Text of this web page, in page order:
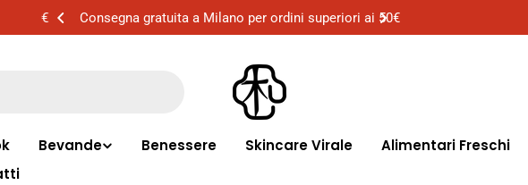
Consegna gratuita a Milano per ordini superiori ai 50€
Bevande Benessere Skincare Virale Alimentari Freschi